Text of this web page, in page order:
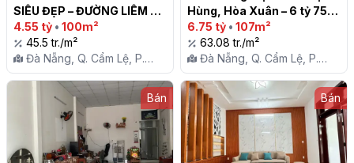
SIÊU ĐẸP – ĐƯỜNG LIÊM
LẠC 16
4.55 tỷ • 100m²
45.5 tr./m²
Đà Nẵng, Q. Cẩm Lệ, P.
Hòa Xuân
Hùng, Hòa Xuân – 6 tỷ 750
6.75 tỷ • 107m²
63.08 tr./m²
Đà Nẵng, Q. Cẩm Lệ, P.
Hòa Xuân
Bán
Bán